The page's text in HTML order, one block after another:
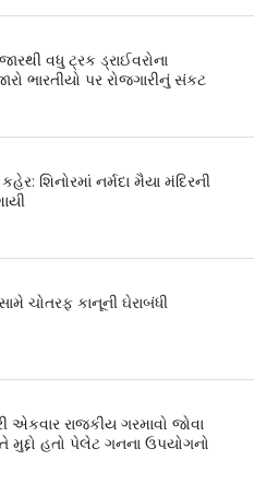
વધુ ટ્રક ડ્રાઈવરોના
ભારતીયો પર રોજગારીનું સંકટ
શિનોરમાં નર્મદા મૈયા મંદિરની
ચોતરફ કાનૂની ઘેરાબંધી
એકવાર રાજકીય ગરમાવો જોવા
હતો પેલેટ ગનના ઉપયોગનો